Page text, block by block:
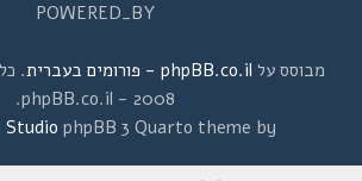
POWERED_BY
מבוסס עלphpBB.co.il - פורומים בעברית
. כל
2008 - phpBB.co.il.
phpBB 3 Quarto theme by
Studio